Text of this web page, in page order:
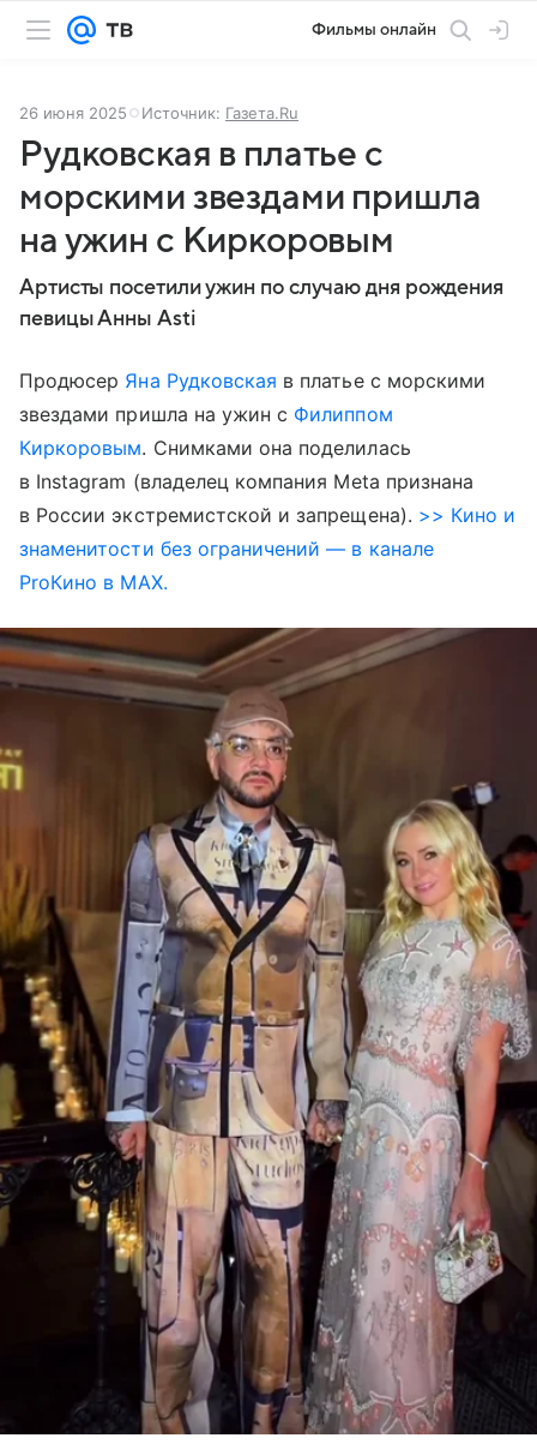
Фильмы онлайн
26 июня 2025 Источник: Газета.Ru
Рудковская в платье с
морскими звездами пришла
на ужин с Киркоровым
Артисты посетили ужин по случаю дня рождения
певицы Анны Asti
Продюсер Яна Рудковская в платье с морскими
звездами пришла на ужин с Филиппом
Киркоровым. Снимками она поделилась
в Instagram (владелец компания Meta признана
в России экстремистской и запрещена). >> Кино и
знаменитости без ограничений — в канале
ProКино в MAX.